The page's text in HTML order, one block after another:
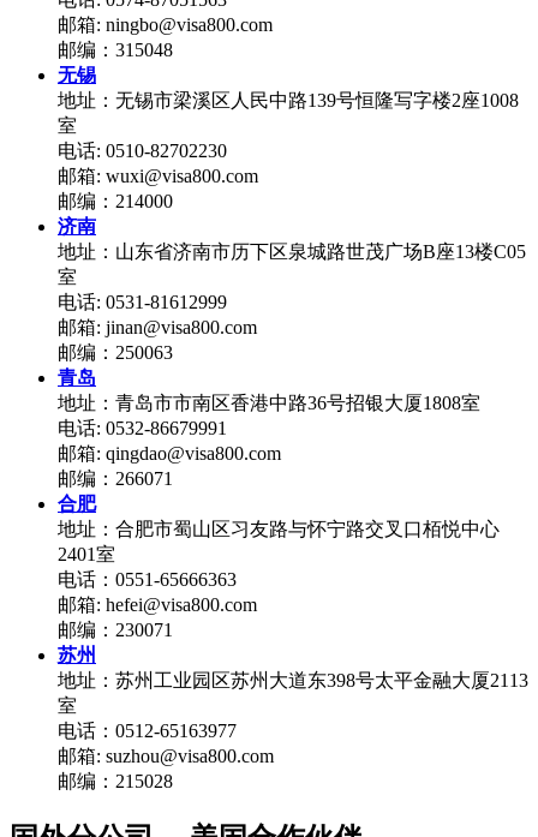
邮箱: ningbo@visa800.com
邮编：315048
无锡
地址：无锡市梁溪区人民中路139号恒隆写字楼2座1008
室
电话: 0510-82702230
邮箱: wuxi@visa800.com
邮编：214000
济南
地址：山东省济南市历下区泉城路世茂广场B座13楼C05
室
电话: 0531-81612999
邮箱: jinan@visa800.com
邮编：250063
青岛
地址：青岛市市南区香港中路36号招银大厦1808室
电话: 0532-86679991
邮箱: qingdao@visa800.com
邮编：266071
合肥
地址：合肥市蜀山区习友路与怀宁路交叉口栢悦中心
2401室
电话：0551-65666363
邮箱: hefei@visa800.com
邮编：230071
苏州
地址：苏州工业园区苏州大道东398号太平金融大厦2113
室
电话：0512-65163977
邮箱: suzhou@visa800.com
邮编：215028